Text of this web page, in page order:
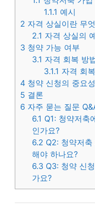
1.1.1 예시
2 자격 상실이란 무
2.1 자격 상실의
3 청약 가능 여부
3.1 자격 회복 방
3.1.1 자격 회
4 청약 신청의 중요성
5 결론
6 자주 묻는 질문
6.1 Q1: 청약저축
인가요?
6.2 Q2: 청약저
해야 하나요?
6.3 Q3: 청약 신
가요?